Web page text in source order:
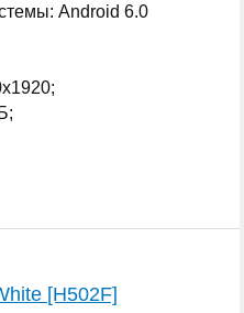
Android 6.0
[H502F]